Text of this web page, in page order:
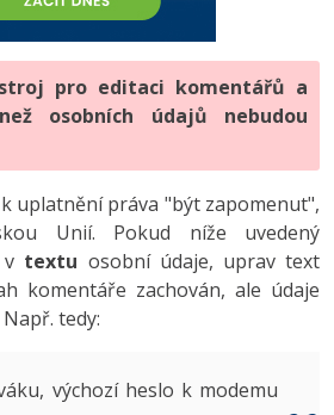
Bootstrap, SEO
verzování
vzory
vzory
aplikací
administrátor
-80%
-80%
-80%
-25%
Effects
pro editaci komentářů a
osobních údajů nebudou
uplatnění práva "být zapomenut",
Unií. Pokud níže uvedený
textu osobní údaje, uprav text
komentáře zachován, ale údaje
tedy:
výchozí heslo k modemu